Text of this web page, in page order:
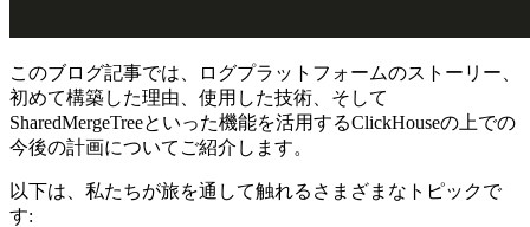
このブログ記事では、ログプラットフォームのストーリー、
初めて構築した理由、使用した技術、そして
SharedMergeTreeといった機能を活用するClickHouseの上での
今後の計画についてご紹介します。
以下は、私たちが旅を通して触れるさまざまなトピックで
す: